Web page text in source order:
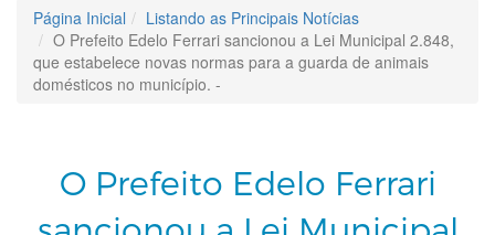
Navegação
Página Inicial
Listando as Principais Notícias
O Prefeito Edelo Ferrari sancionou a Lei Municipal 2.848,
que estabelece novas normas para a guarda de animais
domésticos no município. -
O Prefeito Edelo Ferrari